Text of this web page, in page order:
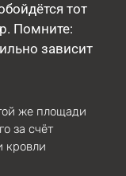
тот
Помните:
зависит
же площади
за счёт
кровли